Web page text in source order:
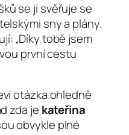
se jí svěřuje se
sny a plány.
„Díky tobě jsem
první cestu
otázka ohledně
zda je kateřina
obvykle plné